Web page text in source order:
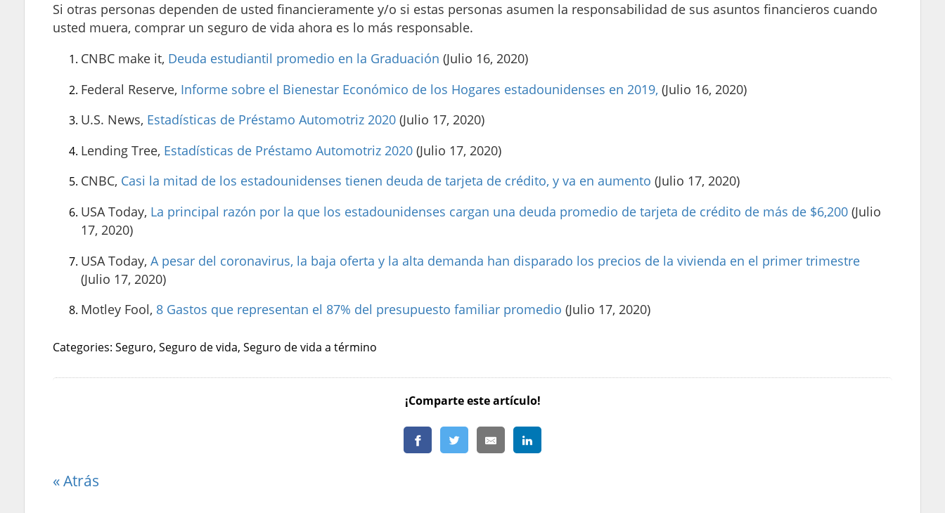
Si otras personas dependen de usted financieramente y/o si estas personas asumen la responsabilidad de sus asuntos financieros cuando
usted muera, comprar un seguro de vida ahora es lo más responsable.
CNBC make it, Deuda estudiantil promedio en la Graduación (Julio 16, 2020)
Federal Reserve, Informe sobre el Bienestar Económico de los Hogares estadounidenses en 2019, (Julio 16, 2020)
U.S. News, Estadísticas de Préstamo Automotriz 2020 (Julio 17, 2020)
Lending Tree, Estadísticas de Préstamo Automotriz 2020 (Julio 17, 2020)
CNBC, Casi la mitad de los estadounidenses tienen deuda de tarjeta de crédito, y va en aumento (Julio 17, 2020)
USA Today, La principal razón por la que los estadounidenses cargan una deuda promedio de tarjeta de crédito de más de $6,200 (Julio
17, 2020)
USA Today, A pesar del coronavirus, la baja oferta y la alta demanda han disparado los precios de la vivienda en el primer trimestre
(Julio 17, 2020)
Motley Fool, 8 Gastos que representan el 87% del presupuesto familiar promedio (Julio 17, 2020)
Categories: Seguro, Seguro de vida, Seguro de vida a término
¡Comparte este artículo!
« Atrás